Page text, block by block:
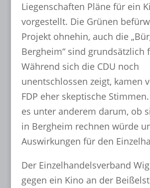
Liegenschaften Pläne für ein
vorgestellt. Die Grünen
Projekt ohnehin, auch die
Bergheim“ sind grundsätzlich
Während sich die CDU noch
unentschlossen zeigt, kamen
FDP eher skeptische
es unter anderem darum, ob
in Bergheim rechnen würde
Auswirkungen für den
Der Einzelhandelsverband
gegen ein Kino an der